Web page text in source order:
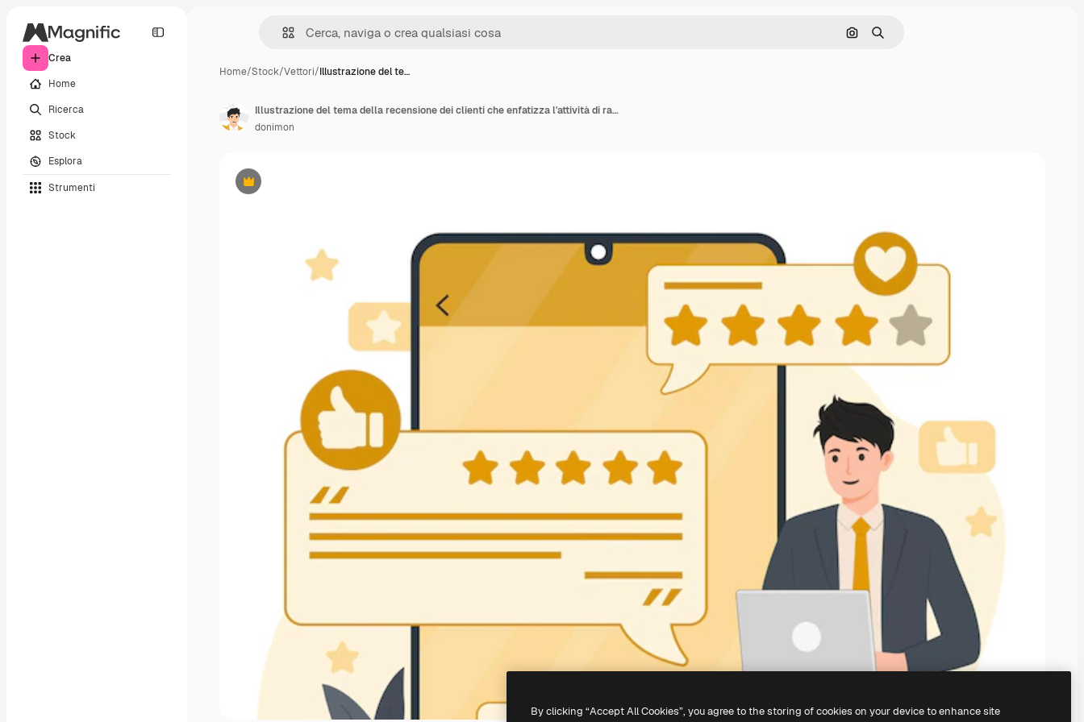
Crea
Home
Ricerca
Stock
Esplora
Strumenti
Cerca per immagine
Ricerca
Home/Stock/Vettori/Illustrazione del te…
Premium
Illustrazione del tema della recensione dei clienti che enfatizza l'attività di raccolta dei feedback
donimon
By clicking “Accept All Cookies”, you agree to the storing of cookies on your device to enhance site